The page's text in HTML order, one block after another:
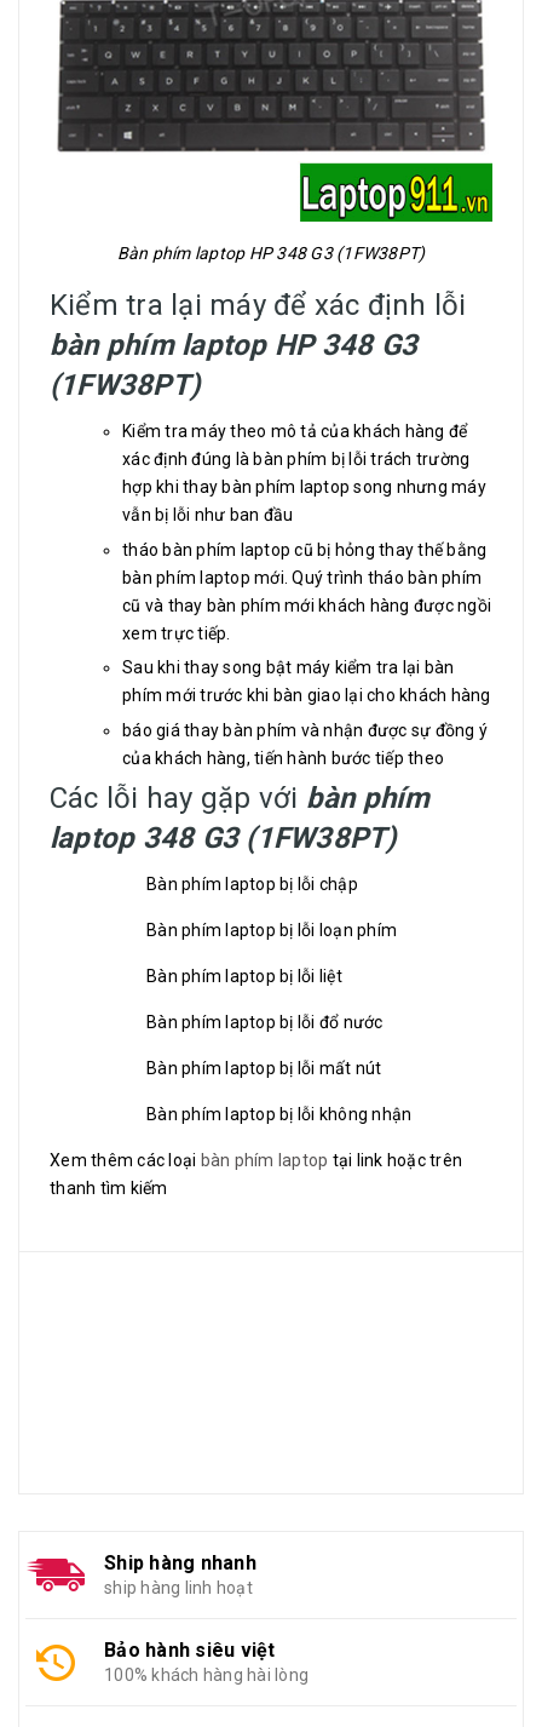
Bàn phím laptop HP 348 G3 (1FW38PT)
Kiểm tra lại máy để xác định lỗi
bàn phím laptop HP 348 G3
(1FW38PT)
Kiểm tra máy theo mô tả của khách hàng để
xác định đúng là bàn phím bị lỗi trách trường
hợp khi thay bàn phím laptop song nhưng máy
vẫn bị lỗi như ban đầu
tháo bàn phím laptop cũ bị hỏng thay thế bằng
bàn phím laptop mới. Quý trình tháo bàn phím
cũ và thay bàn phím mới khách hàng được ngồi
xem trực tiếp.
Sau khi thay song bật máy kiểm tra lại bàn
phím mới trước khi bàn giao lại cho khách hàng
báo giá thay bàn phím và nhận được sự đồng ý
của khách hàng, tiến hành bước tiếp theo
Các lỗi hay gặp với bàn phím
laptop 348 G3 (1FW38PT)
Bàn phím laptop bị lỗi chập
Bàn phím laptop bị lỗi loạn phím
Bàn phím laptop bị lỗi liệt
Bàn phím laptop bị lỗi đổ nước
Bàn phím laptop bị lỗi mất nút
Bàn phím laptop bị lỗi không nhận
Xem thêm các loại bàn phím laptop tại link hoặc trên
thanh tìm kiếm
Ship hàng nhanh
ship hàng linh hoạt
Bảo hành siêu việt
100% khách hàng hài lòng